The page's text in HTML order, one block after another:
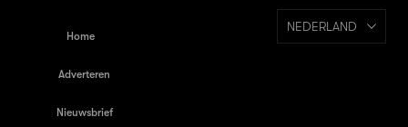
Home
Adverteren
Nieuwsbrief
NEDERLAND